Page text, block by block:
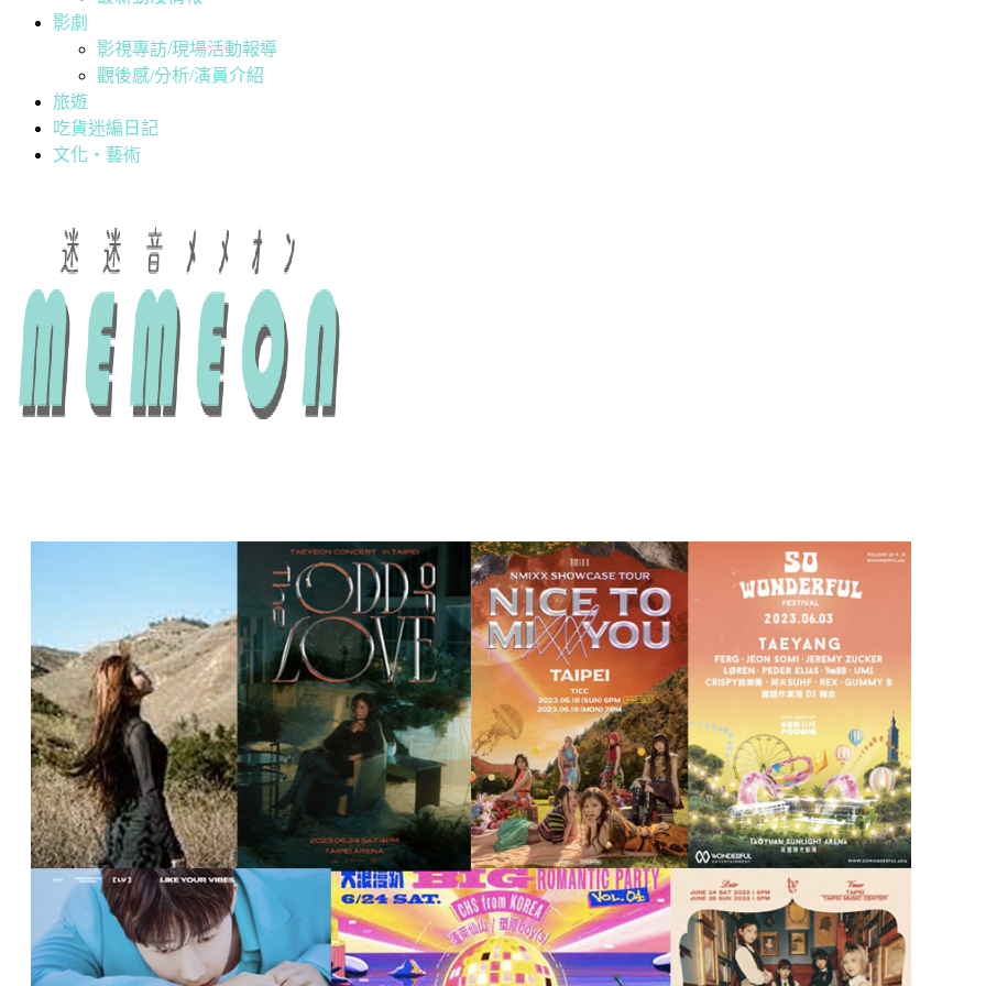
影劇
影視專訪/現場活動報導
觀後感/分析/演員介紹
旅遊
吃貨迷編日記
文化・藝術